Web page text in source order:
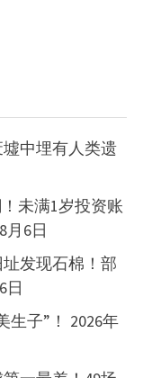
中埋有人类遗
未满1岁投资账
月6日
发现石棉！部
日
子”！ 2026年